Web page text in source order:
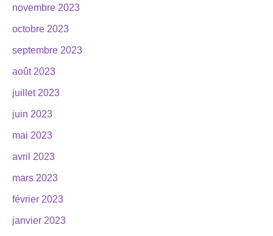
novembre 2023
octobre 2023
septembre 2023
août 2023
juillet 2023
juin 2023
mai 2023
avril 2023
mars 2023
février 2023
janvier 2023